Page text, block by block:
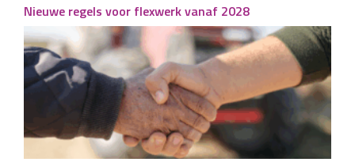
Nieuwe regels voor flexwerk vanaf 2028